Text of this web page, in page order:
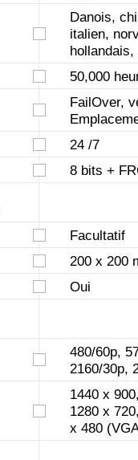
Danois,
italien,
50,000
FailOver,
24 /7
8 bits +
Facultatif
200 x 200
Oui
480/60p,
2160/30p,
1440 x
1280 x
x 480